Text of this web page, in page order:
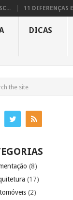
11 DIFERENÇAS
DICAS
(8)
(17)
(2)